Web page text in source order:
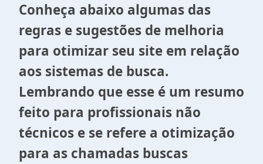
Conheça abaixo algumas das
regras e sugestões de melhoria
para otimizar seu site em relação
aos sistemas de busca.
Lembrando que esse é um resumo
feito para profissionais não
técnicos e se refere a otimização
para as chamadas buscas